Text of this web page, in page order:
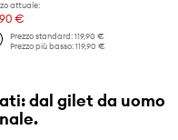
attuale:
€
Prezzo standard:119,90 €
Prezzo più basso:119,90 €
dal gilet da uomo